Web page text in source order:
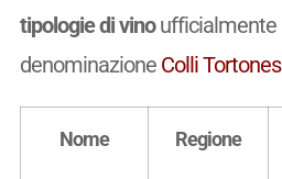
tipologie di vinoufficialmente
denominazione Colli
Nome Regione